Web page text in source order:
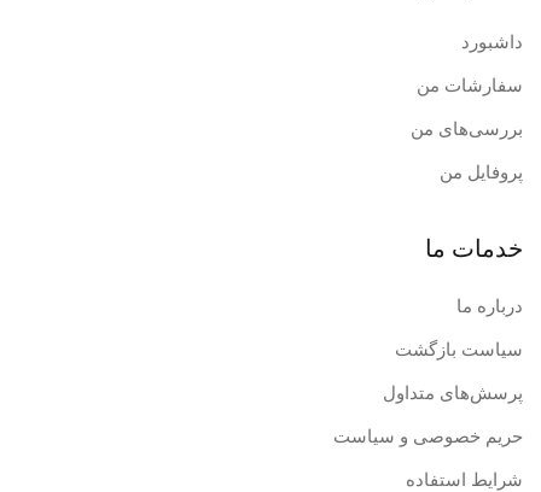
داشبورد
سفارشات من
بررسی‌های من
پروفایل من
خدمات ما
درباره ما
سیاست بازگشت
پرسش‌های متداول
حریم خصوصی و سیاست
شرایط استفاده